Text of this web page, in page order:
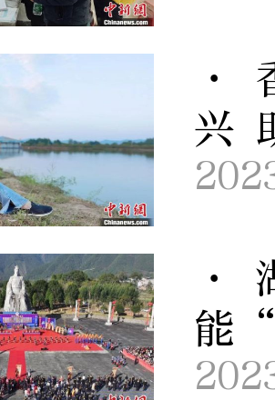
·
兴
·
能